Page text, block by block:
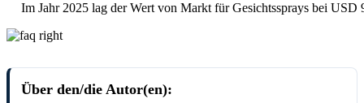
Im Jahr 2025 lag der Wert von Markt für Gesichtssprays bei
Über den/die Autor(en):